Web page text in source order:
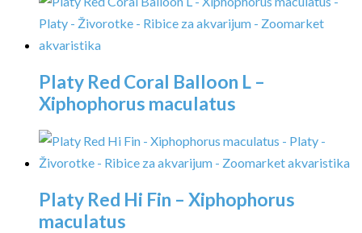
Platy Red Coral Balloon L –
Xiphophorus maculatus
Platy Red Hi Fin – Xiphophorus
maculatus